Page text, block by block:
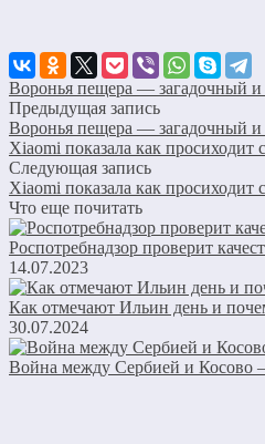
Воронья пещера — загадочный
Предыдущая запись
Воронья пещера — загадочный
Xiaomi показала как просиходит
Следующая запись
Xiaomi показала как просиходит
Что еще почитать
Роспотребнадзор проверит
14.07.2023
Как отмечают Ильин день и
30.07.2024
Война между Сербией и Косово